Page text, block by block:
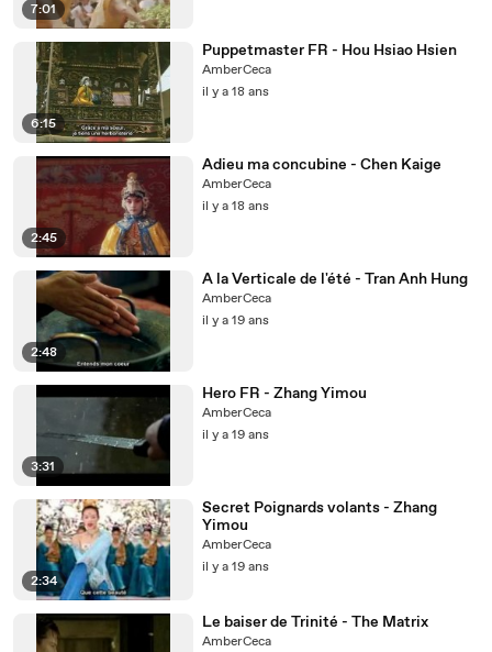
7:01
6:15
Puppetmaster FR - Hou Hsiao Hsien
AmberCeca
il y a 18 ans
2:45
Adieu ma concubine - Chen Kaige
AmberCeca
il y a 18 ans
2:48
A la Verticale de l'été - Tran Anh Hung
AmberCeca
il y a 19 ans
3:31
Hero FR - Zhang Yimou
AmberCeca
il y a 19 ans
2:34
Secret Poignards volants - Zhang
Yimou
AmberCeca
il y a 19 ans
Le baiser de Trinité - The Matrix
AmberCeca